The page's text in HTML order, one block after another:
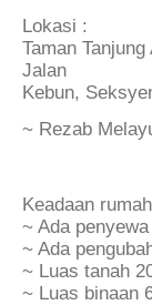
Lokasi :
Taman
Jalan
Kebun,
~ Rezab
Keadaan
~ Ada penyewa
~ Ada
~ Luas tanah
~ Luas binaan